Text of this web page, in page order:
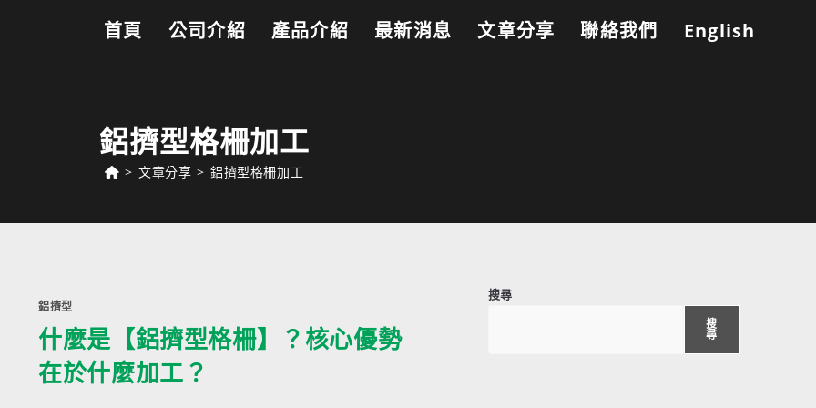
首頁 公司介紹 產品介紹 最新消息 文章分享 聯絡我們 English
鋁擠型格柵加工
> 文章分享 > 鋁擠型格柵加工
搜尋
搜
尋
鋁擠型
什麼是【鋁擠型格柵】？核心優勢
在於什麼加工？